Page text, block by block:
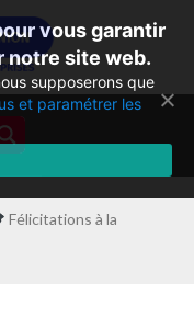
Félicitations à la
vous garantir
notre site web.
supposerons que
et paramétrer les